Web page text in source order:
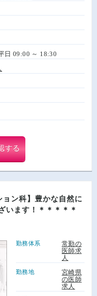
日 09:00 ～ 18:30
する
ョン科】豊かな自然に
います！＊＊＊＊＊
勤務体系
常勤の
医師求
人
勤務地
宮崎県
の医師
求人